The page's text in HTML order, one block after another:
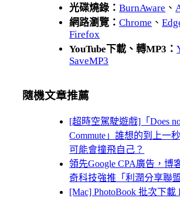
光碟燒錄：BurnAware 、
網路瀏覽：Chrome 、
Firefox
YouTube下載、轉MP3：
SaveMP3
隨機文章推薦
[超時空駕駛遊戲]「Does
Commute」誰想的到上一
可能會撞飛自己？
領先Google CPA廣告，博
奇科技強推「利潤分享聯盟
[Mac] PhotoBook 批次下載